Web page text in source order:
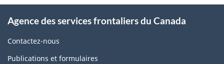
page
propos
de
ce
Agence des services frontaliers du Canada
Contactez-nous
Publications et formulaires